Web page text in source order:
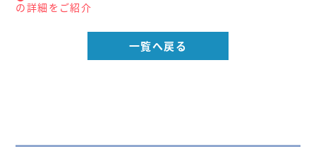
の詳細をご紹介
一覧へ戻る